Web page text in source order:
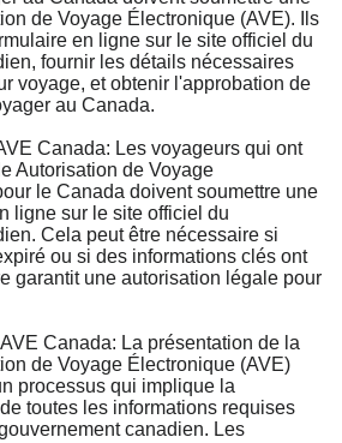
de Voyage Électronique (AVE). Ils
en ligne sur le site officiel du
fournir les détails nécessaires
voyage, et obtenir l'approbation de
au Canada.
Canada: Les voyageurs qui ont
Autorisation de Voyage
le Canada doivent soumettre une
ligne sur le site officiel du
Cela peut être nécessaire si
ou si des informations clés ont
garantit une autorisation légale pour
Canada: La présentation de la
de Voyage Électronique (AVE)
processus qui implique la
toutes les informations requises
canadien. Les